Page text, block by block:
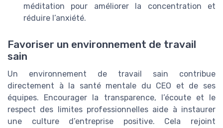
méditation pour améliorer la concentration et
réduire l’anxiété.
Favoriser un environnement de travail
sain
Un environnement de travail sain contribue
directement à la santé mentale du CEO et de ses
équipes. Encourager la transparence, l’écoute et le
respect des limites professionnelles aide à instaurer
une culture d’entreprise positive. Cela rejoint